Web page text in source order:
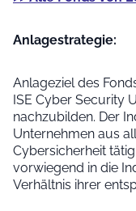
Anlage­strategie:
Anlageziel des
ISE Cyber Security
nachzubilden. Der
Unternehmen aus
Cybersicherheit
vorwiegend in die
Verhältnis ihrer